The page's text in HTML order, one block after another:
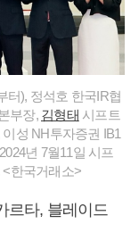
터), 정석호 한국IR협
부장, 김형태 시프트
성 NH투자증권 IB1
년 7월11일 시프
<한국거래소>
르타, 블레이드